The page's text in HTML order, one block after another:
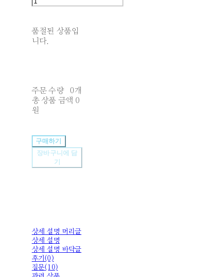
품절된 상품입
니다.
주문 수량
0개
총 상품 금액 0
원
구매하기
장바구니에 담
기
상세 설명 머리글
상세 설명
상세 설명 바닥글
후기(0)
질문(10)